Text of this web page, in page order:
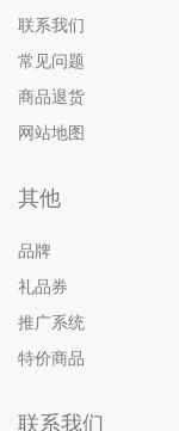
联系我们
常见问题
商品退货
网站地图
其他
品牌
礼品券
推广系统
特价商品
联系我们